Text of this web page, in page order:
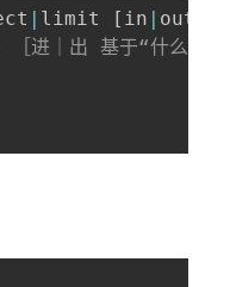
| limit [ in | out on
［进｜出 基于“什